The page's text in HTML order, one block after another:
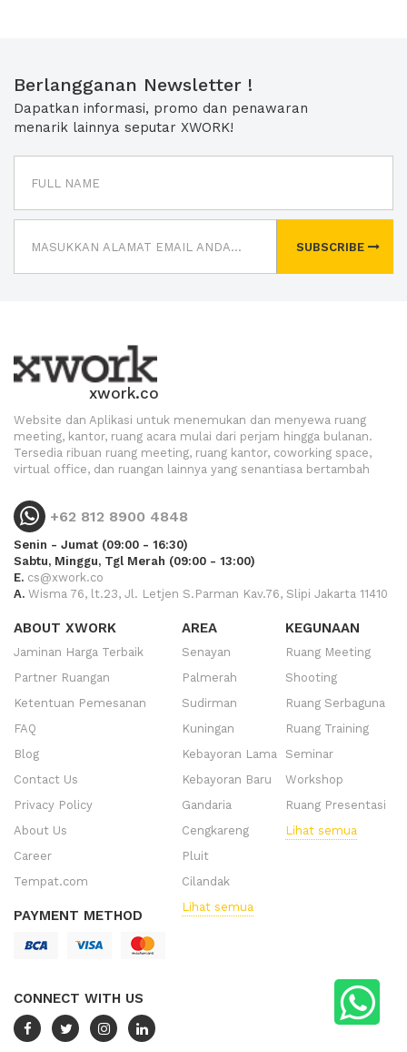
Berlangganan Newsletter !
Dapatkan informasi, promo dan penawaran
menarik lainnya seputar XWORK!
SUBSCRIBE
xwork.co
Website dan Aplikasi untuk menemukan dan menyewa ruang
meeting, kantor, ruang acara mulai dari perjam hingga bulanan.
Tersedia ribuan ruang meeting, ruang kantor, coworking space,
virtual office, dan ruangan lainnya yang senantiasa bertambah
+62 812 8900 4848
Senin - Jumat (09:00 - 16:30)
Sabtu, Minggu, Tgl Merah (09:00 - 13:00)
E. cs@xwork.co
A. Wisma 76, lt.23, Jl. Letjen S.Parman Kav.76, Slipi Jakarta 11410
ABOUT XWORK
Jaminan Harga Terbaik
Partner Ruangan
Ketentuan Pemesanan
FAQ
Blog
Contact Us
Privacy Policy
About Us
Career
Tempat.com
PAYMENT METHOD
CONNECT WITH US
AREA
Senayan
Palmerah
Sudirman
Kuningan
Kebayoran Lama
Kebayoran Baru
Gandaria
Cengkareng
Pluit
Cilandak
Lihat semua
KEGUNAAN
Ruang Meeting
Shooting
Ruang Serbaguna
Ruang Training
Seminar
Workshop
Ruang Presentasi
Lihat semua